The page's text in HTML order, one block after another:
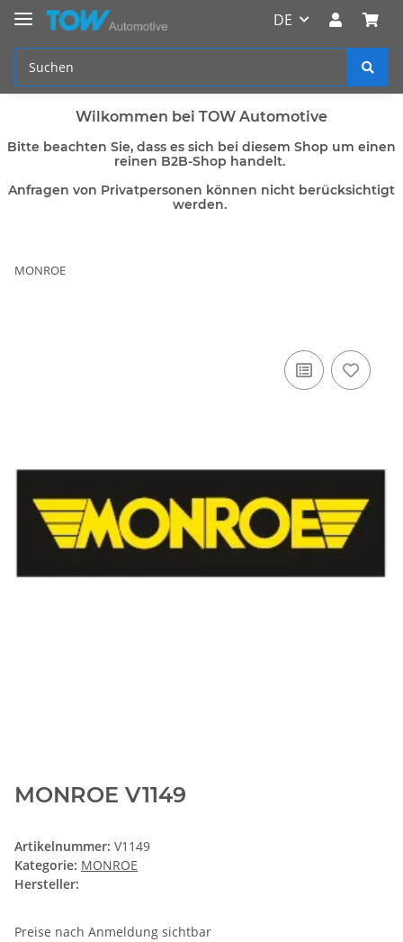
DE
Wilkommen bei TOW Automotive
Bitte beachten Sie, dass es sich bei diesem Shop um einen
reinen B2B-Shop handelt.
Anfragen von Privatpersonen können nicht berücksichtigt
werden.
MONROE
MONROE V1149
Artikelnummer: V1149
Kategorie: MONROE
Hersteller:
Preise nach Anmeldung sichtbar